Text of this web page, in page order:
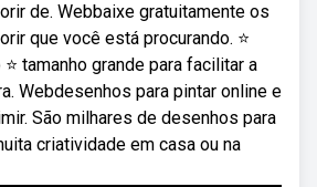
de. Webbaixe gratuitamente os
que você está procurando. ⭐
tamanho grande para facilitar a
Webdesenhos para pintar online e
São milhares de desenhos para
criatividade em casa ou na